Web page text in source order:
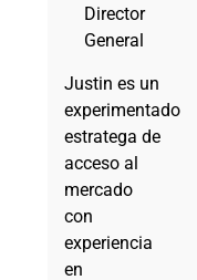
Director
General
Justin es un
experimentado
estratega de
acceso al
mercado
con
experiencia
en